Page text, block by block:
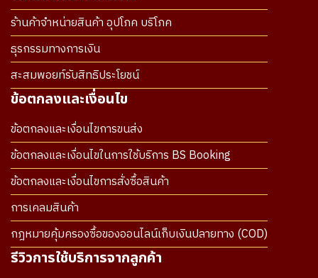
ร้านค้าจำหน่ายสินค้า อุปโภค บริโภค
ธุรกรรมทางการเงิน
สะสมพอยท์รับสิทธิประโยชน์
ข้อตกลงและเงื่อนไข
ข้อตกลงและเงื่อนไขการขนส่ง
ข้อตกลงและเงื่อนไขในการใช้บริการ BS Booking
ข้อตกลงและเงื่อนไขการสั่งซื้อสินค้า
การเคลมสินค้า
กฎหมายคุ้มครองซื้อของออนไลน์เก็บเงินปลายทาง (COD)
รีวิวการใช้บริการจากลูกค้า